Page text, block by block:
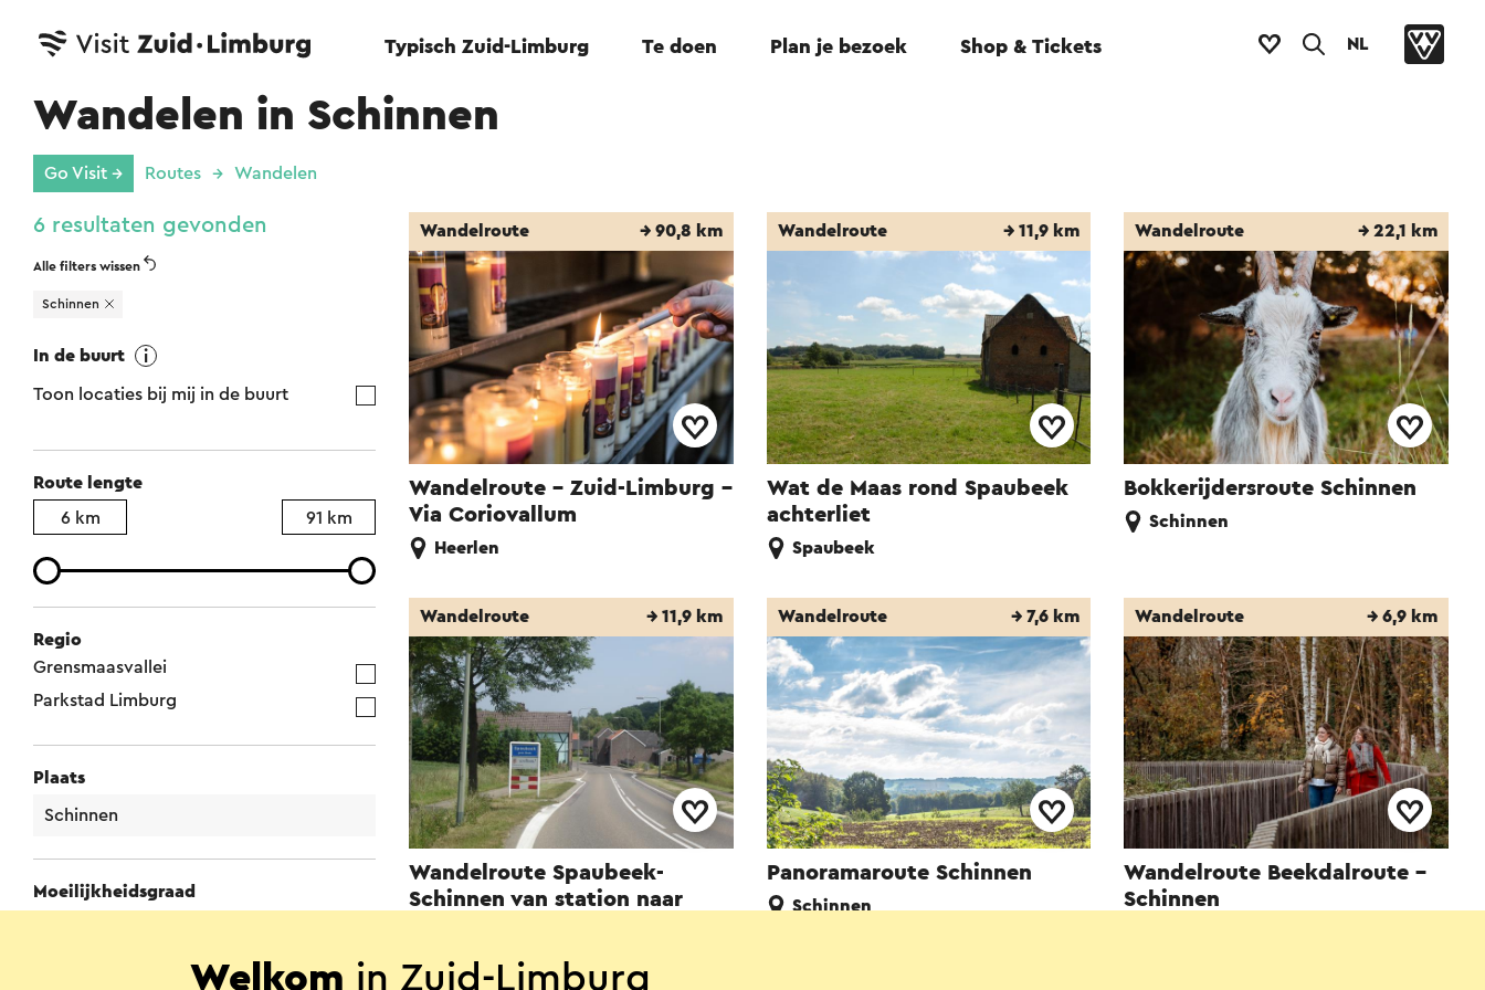
Typisch Zuid-Limburg Te doen Plan je bezoek Shop & Tickets NL
Wandelen in Schinnen
Go Visit → Routes Wandelen
6 resultaten gevonden
Alle filters wissen
Schinnen
In de buurt
Toon locaties bij mij in de buurt
Route lengte
6 km
91 km
Regio
Grensmaasvallei
Parkstad Limburg
Plaats
Moeilijkheidsgraad
Wandelroute - Zuid-Limburg -
Via Coriovallum
Wandelroute → 90,8 km
Heerlen
Wat de Maas rond Spaubeek
achterliet
Wandelroute → 11,9 km
Spaubeek
Bokkerijdersroute Schinnen
Wandelroute → 22,1 km
Schinnen
Wandelroute Spaubeek-
Schinnen van station naar
Wandelroute → 11,9 km
Spaubeek
Panoramaroute Schinnen
Wandelroute → 7,6 km
Schinnen
Wandelroute Beekdalroute -
Schinnen
Wandelroute → 6,9 km
Welkom in Zuid-Limburg